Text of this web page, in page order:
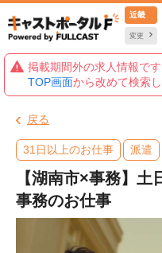
近畿
変更
掲載期間外の求人情報です
TOP画面から改めて検索し
戻る
31日以上のお仕事 派遣
【湖南市×事務】
事務のお仕事